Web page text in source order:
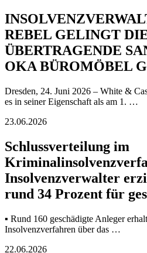
REBEL GELINGT
ÜBERTRAGENDE
OKA BÜROMÖBEL
Dresden, 24. Juni 2026 – White &
es in seiner Eigenschaft als am 1. …
23.06.2026
Schlussverteilung im
Insolvenzverwalter
rund 34 Prozent für
▪ Rund 160 geschädigte Anleger
Insolvenzverfahren über das …
22.06.2026